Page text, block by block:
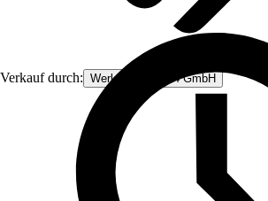
Verkauf durch: Werkzeugstore24 GmbH